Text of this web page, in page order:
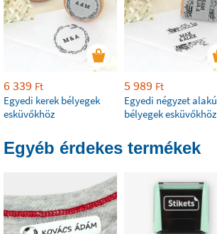
6 339 Ft
Egyedi kerek bélyegek
esküvőkhöz
5 989 Ft
Egyedi négyzet alakú
bélyegek esküvőkhöz
Egyéb érdekes termékek